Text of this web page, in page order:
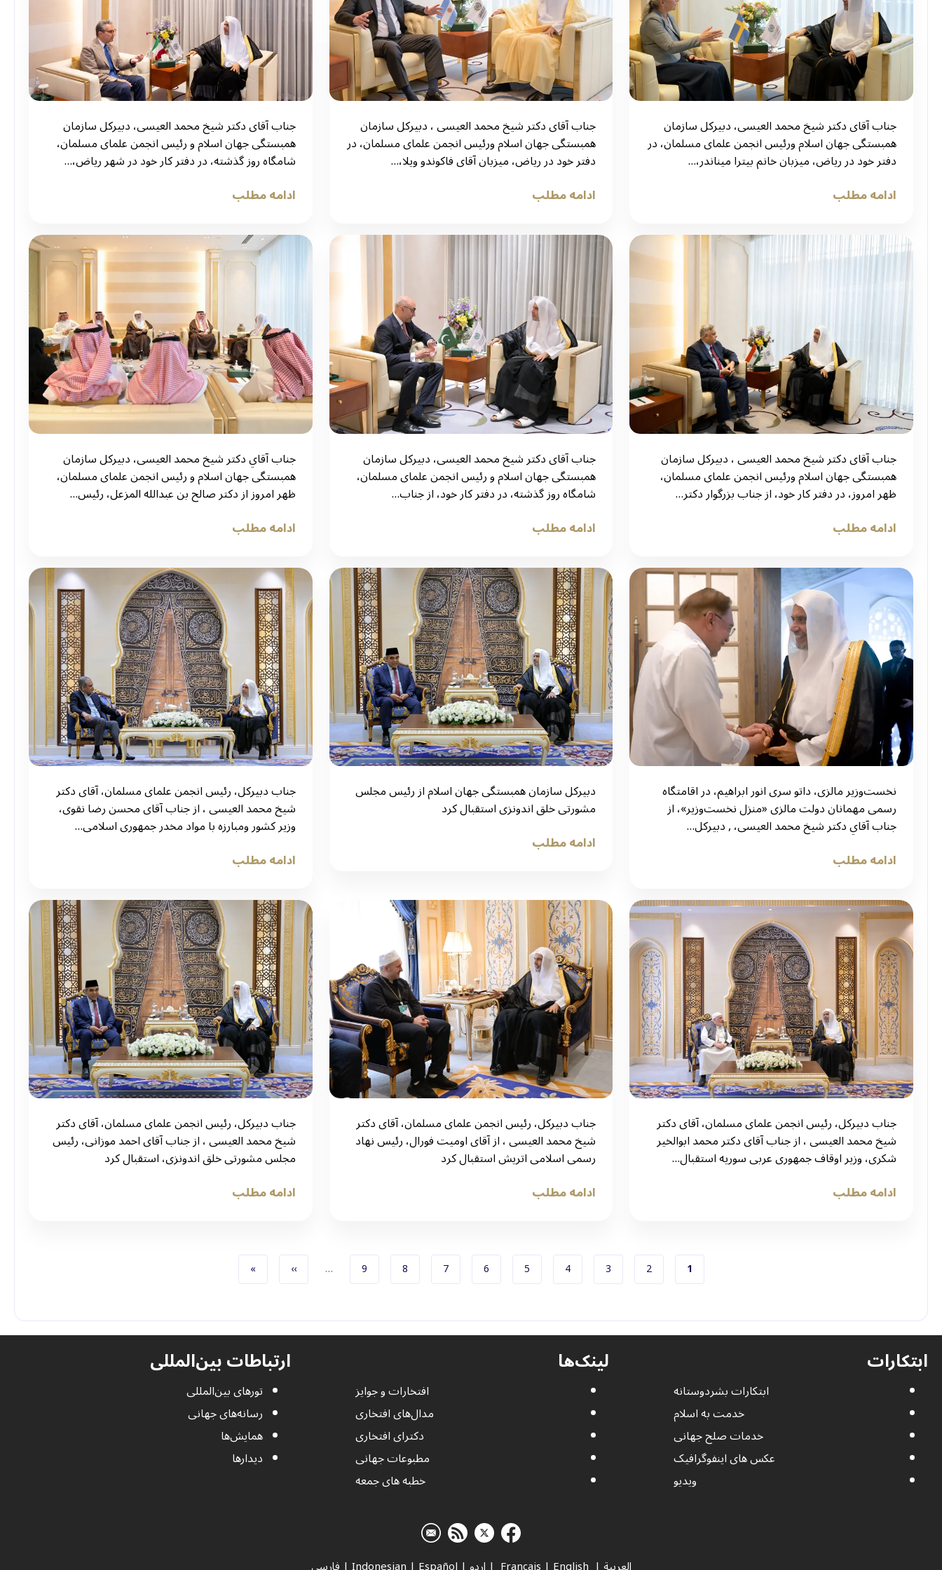
جناب آقای دکتر شیخ محمد العیسی، دبیرکل سازمان
همبستگی جهان اسلام ورئیس انجمن علمای مسلمان، در
دفتر خود در ریاض، میزبان خانم بیترا میناندر،…
ادامه مطلب
جناب آقای دکتر شیخ محمد العیسی ، دبیرکل سازمان
همبستگی جهان اسلام ورئیس انجمن علمای مسلمان، در
دفتر خود در ریاض، میزبان آقای فاکوندو ویلا،…
ادامه مطلب
جناب آقای دکتر شیخ محمد العیسی، دبیرکل سازمان
همبستگی جهان اسلام و رئیس انجمن علمای مسلمان،
شامگاه روز گذشته، در دفتر کار خود در شهر ریاض،…
ادامه مطلب
جناب آقای دکتر شیخ محمد العیسی ، دبیرکل سازمان
همبستگی جهان اسلام ورئیس انجمن علمای مسلمان،
ظهر امروز، در دفتر کار خود، از جناب بزرگوار دکتر…
ادامه مطلب
جناب آقای دکتر شیخ محمد العیسی، دبیرکل سازمان
همبستگی جهان اسلام و رئیس انجمن علمای مسلمان،
شامگاه روز گذشته، در دفتر کار خود، از جناب…
ادامه مطلب
جناب آقاي دکتر شيخ محمد العیسی، دبیرکل سازمان
همبستگی جهان اسلام و رئیس انجمن علمای مسلمان،
ظهر امروز از دکتر صالح بن عبدالله المزعل، رئیس…
ادامه مطلب
نخست‌وزیر مالزی، داتو سری انور ابراهیم، در اقامتگاه
رسمی مهمانان دولت مالزی «منزل نخست‌وزیر»، از
جناب آقاي دکتر شيخ محمد العیسی، , دبیرکل…
ادامه مطلب
دبیرکل سازمان همبستگی جهان اسلام از رئیس مجلس
مشورتی خلق اندونزی استقبال کرد
ادامه مطلب
جناب دبیرکل، رئیس انجمن علمای مسلمان، آقای دکتر
شیخ محمد العیسی ، از جناب آقای محسن رضا نقوی،
وزیر کشور ومبارزه با مواد مخدر جمهوری اسلامی…
ادامه مطلب
جناب دبیرکل، رئیس انجمن علمای مسلمان، آقای دکتر
شیخ محمد العیسی ، از جناب آقای دکتر محمد ابوالخیر
شکری، وزیر اوقاف جمهوری عربی سوریه استقبال…
ادامه مطلب
جناب دبیرکل، رئیس انجمن علمای مسلمان، آقای دکتر
شیخ محمد العیسی ، از آقای اومیت فورال، رئیس نهاد
رسمی اسلامی اتریش استقبال کرد
ادامه مطلب
جناب دبیرکل، رئیس انجمن علمای مسلمان، آقای دکتر
شیخ محمد العیسی ، از جناب آقای احمد موزانی، رئیس
مجلس مشورتی خلق اندونزی، استقبال کرد
ادامه مطلب
Pagination صفحه جاری
1 صفحه
2 صفحه
3 صفحه
4 صفحه
5 صفحه
6 صفحه
7 صفحه
8 صفحه
9
… صفحه بعد
››
Last page
»
ابتکارات
ابتکارات بشردوستانه
خدمت به اسلام
خدمات صلح جهانی
عکس های اینفوگرافیک
ویدیو
لینک‌ها
افتخارات و جوایز
مدال‌های افتخاری
دکترای افتخاری
مطبوعات جهانی
خطبه های جمعه
ارتباطات بین‌المللی
تورهای بین‌المللی
رسانه‌های جهانی
همایش‌ها
دیدارها